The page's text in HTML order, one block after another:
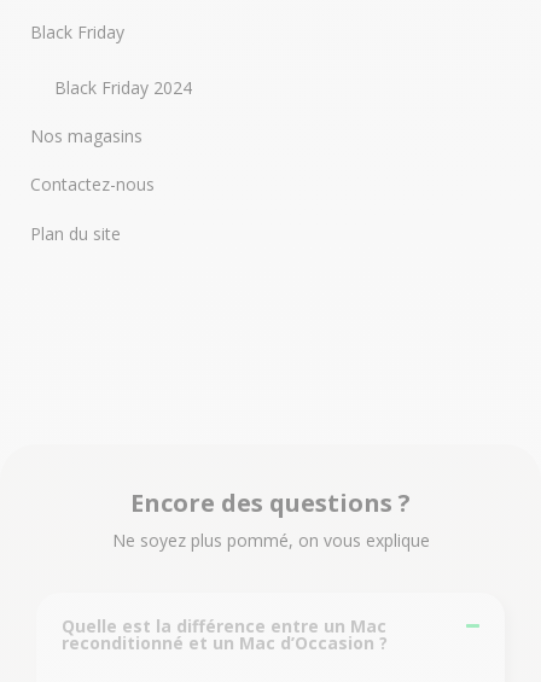
Black Friday
Black Friday 2024
Nos magasins
Contactez-nous
Plan du site
Encore des questions ?
Ne soyez plus pommé, on vous explique
Quelle est la différence entre un Mac
reconditionné et un Mac d’Occasion ?